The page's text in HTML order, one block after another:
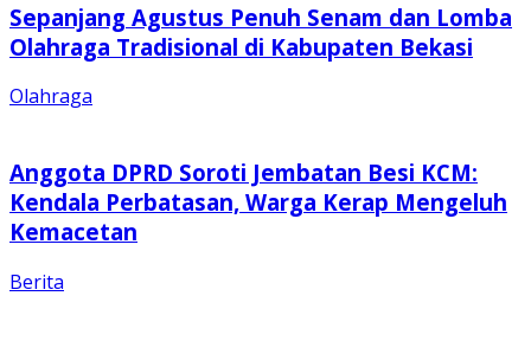
Sepanjang Agustus Penuh Senam dan Lomba
Olahraga Tradisional di Kabupaten Bekasi
Olahraga
Anggota DPRD Soroti Jembatan Besi KCM:
Kendala Perbatasan, Warga Kerap Mengeluh
Kemacetan
Berita